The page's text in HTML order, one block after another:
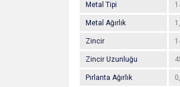
Metal Tipi
Metal Ağırlık
Zincir
Zincir Uzunluğu
Pırlanta Ağırlık